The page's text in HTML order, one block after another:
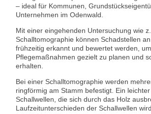
– ideal für Kommunen,
Unternehmen im Odenwald.
Mit einer eingehenden Untersuchung wie
Schalltomographie können Schadstellen
frühzeitig erkannt und bewertet werden, um
Pflegemaßnahmen gezielt zu planen und
erhalten.
Bei einer Schalltomographie werden
ringförmig am Stamm befestigt. Ein
Schallwellen, die sich durch das Holz
Laufzeitunterschieden der Schallwellen